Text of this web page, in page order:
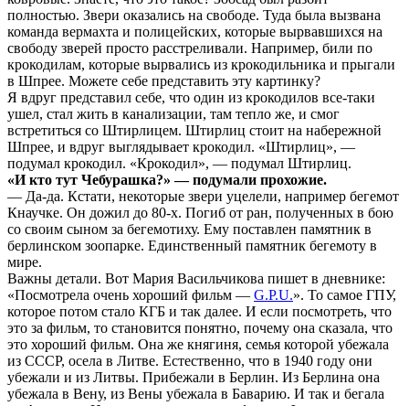
полностью. Звери оказались на свободе. Туда была вызвана
команда вермахта и полицейских, которые вырвавшихся на
свободу зверей просто расстреливали. Например, били по
крокодилам, которые вырвались из крокодильника и прыгали
в Шпрее. Можете себе представить эту картинку?
Я вдруг представил себе, что один из крокодилов все-таки
ушел, стал жить в канализации, там тепло же, и смог
встретиться со Штирлицем. Штирлиц стоит на набережной
Шпрее, и вдруг выглядывает крокодил. «Штирлиц», —
подумал крокодил. «Крокодил», — подумал Штирлиц.
«И кто тут Чебурашка?» — подумали прохожие.
— Да-да. Кстати, некоторые звери уцелели, например бегемот
Кнаучке. Он дожил до 80-х. Погиб от ран, полученных в бою
со своим сыном за бегемотиху. Ему поставлен памятник в
берлинском зоопарке. Единственный памятник бегемоту в
мире.
Важны детали. Вот Мария Васильчикова пишет в дневнике:
«Посмотрела очень хороший фильм — G.P.U.». То самое ГПУ,
которое потом стало КГБ и так далее. И если посмотреть, что
это за фильм, то становится понятно, почему она сказала, что
это хороший фильм. Она же княгиня, семья которой убежала
из СССР, осела в Литве. Естественно, что в 1940 году они
убежали и из Литвы. Прибежали в Берлин. Из Берлина она
убежала в Вену, из Вены убежала в Баварию. И так и бегала